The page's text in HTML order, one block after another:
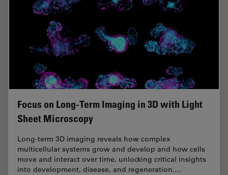
Focus on Long-Term Imaging in 3D with Light
Sheet Microscopy
Long-term 3D imaging reveals how complex
multicellular systems grow and develop and how cells
move and interact over time, unlocking critical insights
into development, disease, and regeneration.…